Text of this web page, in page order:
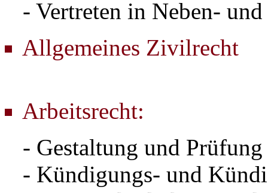
- Vertreten in Neben-
Allgemeines Zivilrecht
Arbeitsrecht:
- Gestaltung und
- Kündigungs- und